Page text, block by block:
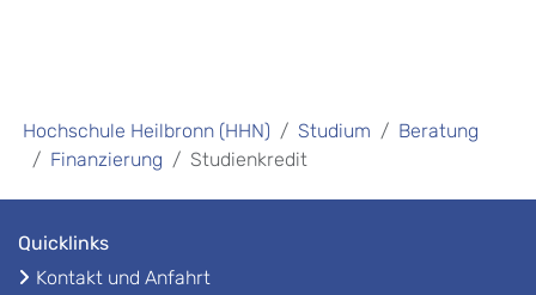
Hochschule Heilbronn (HHN) Studium
Beratung
Finanzierung
Studienkredit
Quicklinks
Kontakt und Anfahrt